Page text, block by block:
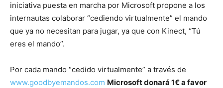
iniciativa puesta en marcha por Microsoft propone a los
internautas colaborar “cediendo virtualmente” el mando
que ya no necesitan para jugar, ya que con Kinect, “Tú
eres el mando”.
Por cada mando “cedido virtualmente” a través de
www.goodbyemandos.com Microsoft donará 1€ a favor